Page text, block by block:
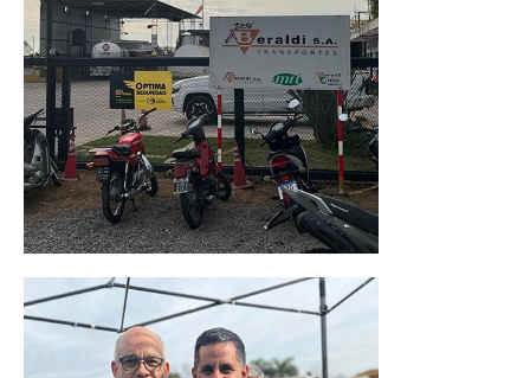
Planillas de sueldos
Planillas desde 1978
Acuerdos
Acuerdos / Homologaciones
Acuerdos por empresa
Sistemas
Impresión de boletas
Arancel psicofísico